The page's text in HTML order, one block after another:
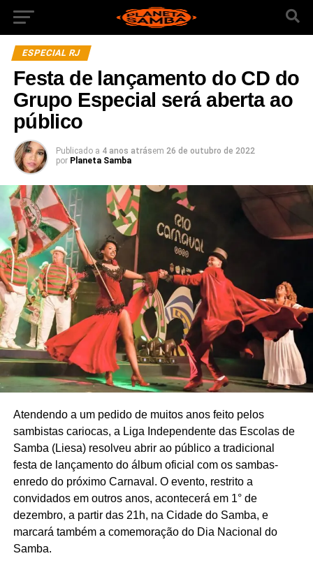
ESPECIAL RJ
Festa de lançamento do CD do
Grupo Especial será aberta ao
público
Publicado a 4 anos atrásem 26 de outubro de 2022
por Planeta Samba
Atendendo a um pedido de muitos anos feito pelos
sambistas cariocas, a Liga Independente das Escolas de
Samba (Liesa) resolveu abrir ao público a tradicional
festa de lançamento do álbum oficial com os sambas-
enredo do próximo Carnaval. O evento, restrito a
convidados em outros anos, acontecerá em 1° de
dezembro, a partir das 21h, na Cidade do Samba, e
marcará também a comemoração do Dia Nacional do
Samba.